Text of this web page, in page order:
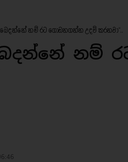
බෙදන්නේ නම් රට ගොඩනගන්න උදව් කරනවා‘‘..
නම්